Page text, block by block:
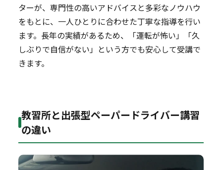
ターが、専門性の高いアドバイスと多彩なノウハウ
をもとに、一人ひとりに合わせた丁寧な指導を行い
ます。長年の実績があるため、「運転が怖い」「久
しぶりで自信がない」という方でも安心して受講で
きます。
教習所と出張型ペーパードライバー講習
の違い